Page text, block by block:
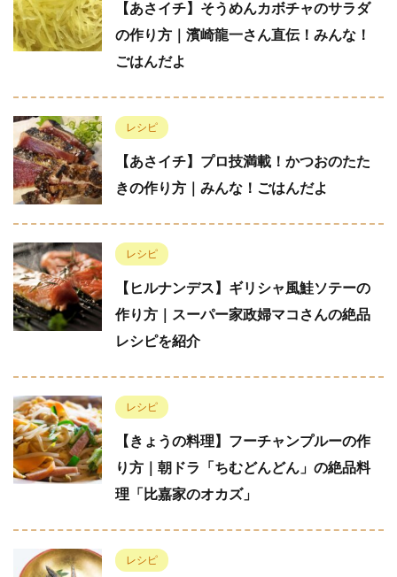
【あさイチ】そうめんカボチャのサラダ
の作り方｜濱崎龍一さん直伝！みんな！
ごはんだよ
レシピ
【あさイチ】プロ技満載！かつおのたた
きの作り方｜みんな！ごはんだよ
レシピ
【ヒルナンデス】ギリシャ風鮭ソテーの
作り方｜スーパー家政婦マコさんの絶品
レシピを紹介
レシピ
【きょうの料理】フーチャンプルーの作
り方｜朝ドラ「ちむどんどん」の絶品料
理「比嘉家のオカズ」
レシピ